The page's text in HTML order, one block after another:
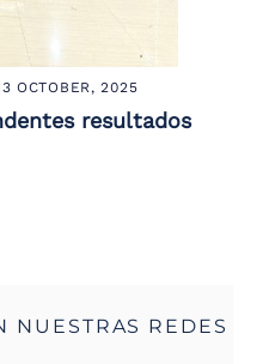
OCTOBER, 2025
resultados
NUESTRAS REDES